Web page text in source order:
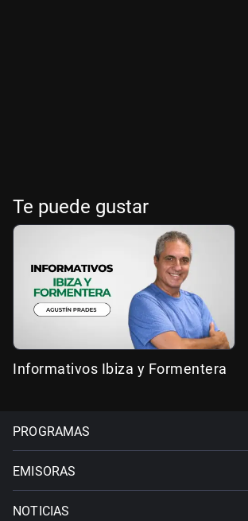
Te puede gustar
Informativos Ibiza y Formentera
PROGRAMAS
EMISORAS
NOTICIAS